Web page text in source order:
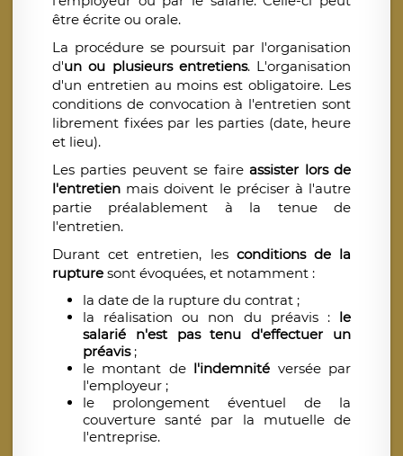
être écrite ou orale.
La procédure se poursuit par l'organisation
d'un ou plusieurs entretiens. L'organisation
d'un entretien au moins est obligatoire. Les
conditions de convocation à l'entretien sont
librement fixées par les parties (date, heure
et lieu).
Les parties peuvent se faireassister lors de
l'entretien mais doivent le préciser à l'autre
partie préalablement à la tenue de
l'entretien.
Durant cet entretien, les conditions de la
rupture sont évoquées, et notamment :
la date de la rupture du contrat ;
la réalisation ou non du préavis : le
salarié n'est pas tenu d'effectuer un
préavis;
le montant de l'indemnité versée par
l'employeur ;
le prolongement éventuel de la
couverture santé par la mutuelle de
l'entreprise.